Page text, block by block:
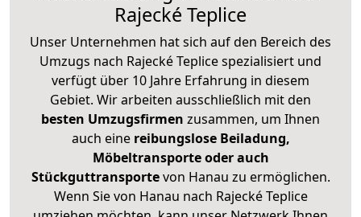
Rajecké Teplice
Unser Unternehmen hat sich auf den Bereich des
Umzugs nach Rajecké Teplice spezialisiert und
verfügt über 10 Jahre Erfahrung in diesem
Gebiet. Wir arbeiten ausschließlich mit den
besten Umzugsfirmen zusammen, um Ihnen
auch eine reibungslose Beiladung,
Möbeltransporte oder auch
Stückguttransportevon Hanau zu ermöglichen.
Wenn Sie von Hanau nach Rajecké Teplice